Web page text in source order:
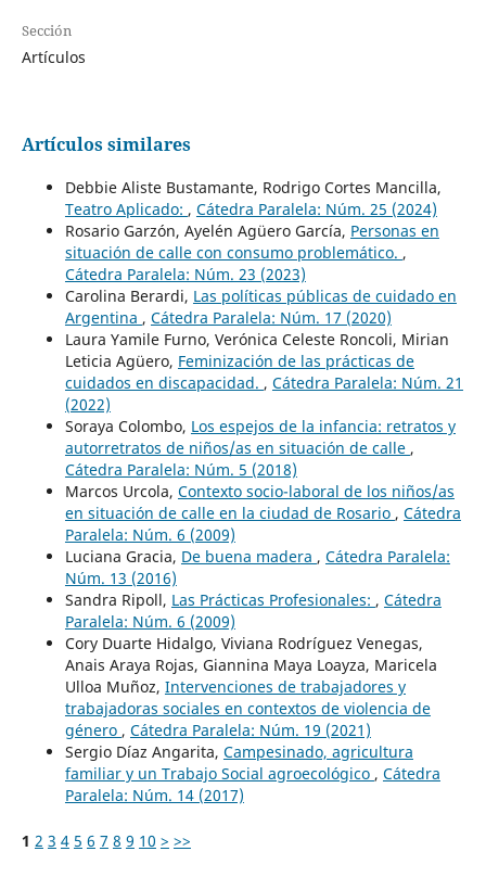
Sección
Artículos
Artículos similares
Debbie Aliste Bustamante, Rodrigo Cortes Mancilla,
Teatro Aplicado: , Cátedra Paralela: Núm. 25 (2024)
Rosario Garzón, Ayelén Agüero García, Personas en
situación de calle con consumo problemático. ,
Cátedra Paralela: Núm. 23 (2023)
Carolina Berardi, Las políticas públicas de cuidado en
Argentina , Cátedra Paralela: Núm. 17 (2020)
Laura Yamile Furno, Verónica Celeste Roncoli, Mirian
Leticia Agüero, Feminización de las prácticas de
cuidados en discapacidad. , Cátedra Paralela: Núm. 21
(2022)
Soraya Colombo, Los espejos de la infancia: retratos y
autorretratos de niños/as en situación de calle ,
Cátedra Paralela: Núm. 5 (2018)
Marcos Urcola, Contexto socio-laboral de los niños/as
en situación de calle en la ciudad de Rosario , Cátedra
Paralela: Núm. 6 (2009)
Luciana Gracia, De buena madera , Cátedra Paralela:
Núm. 13 (2016)
Sandra Ripoll, Las Prácticas Profesionales: , Cátedra
Paralela: Núm. 6 (2009)
Cory Duarte Hidalgo, Viviana Rodríguez Venegas,
Anais Araya Rojas, Giannina Maya Loayza, Maricela
Ulloa Muñoz, Intervenciones de trabajadores y
trabajadoras sociales en contextos de violencia de
género , Cátedra Paralela: Núm. 19 (2021)
Sergio Díaz Angarita, Campesinado, agricultura
familiar y un Trabajo Social agroecológico , Cátedra
Paralela: Núm. 14 (2017)
1 2 3 4 5 6 7 8 9 10 > >>